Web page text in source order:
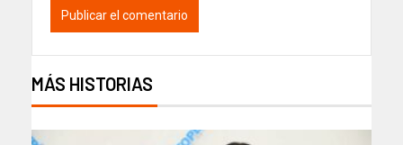
MÁS HISTORIAS